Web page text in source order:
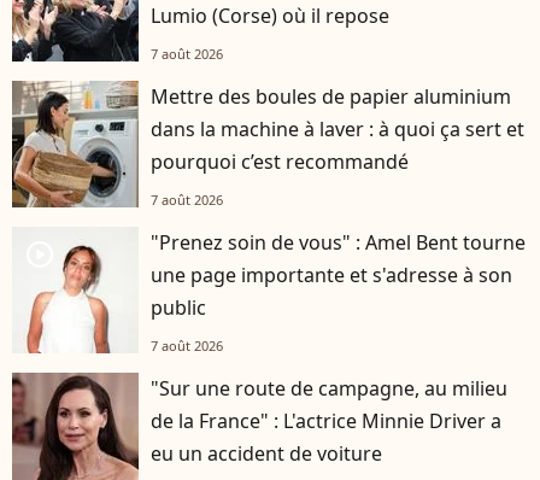
Lumio (Corse) où il repose
7 août 2026
Mettre des boules de papier aluminium
dans la machine à laver : à quoi ça sert et
pourquoi c’est recommandé
7 août 2026
"Prenez soin de vous" : Amel Bent tourne
une page importante et s'adresse à son
public
7 août 2026
"Sur une route de campagne, au milieu
de la France" : L'actrice Minnie Driver a
eu un accident de voiture